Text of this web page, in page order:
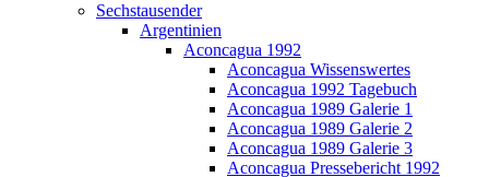
Sechstausender
Argentinien
Aconcagua 1992
Aconcagua Wissenswertes
Aconcagua 1992 Tagebuch
Aconcagua 1989 Galerie 1
Aconcagua 1989 Galerie 2
Aconcagua 1989 Galerie 3
Aconcagua Pressebericht 1992